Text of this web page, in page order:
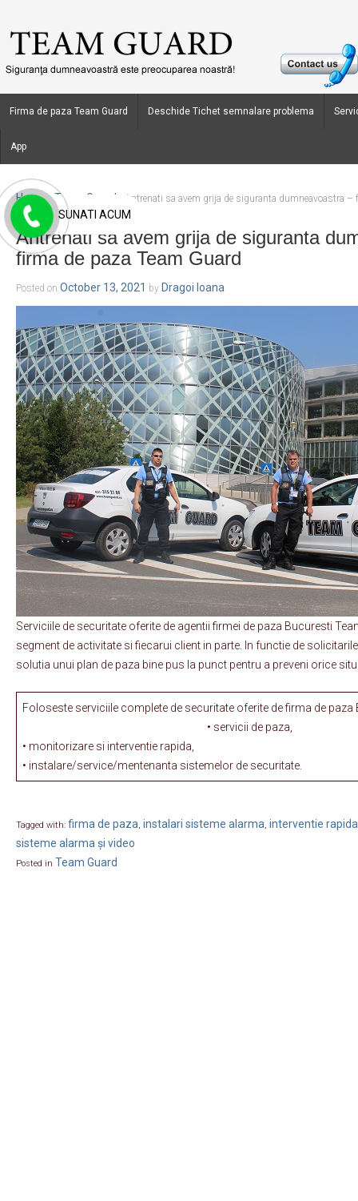
Firma de paza Team Guard Deschide Tichet semnalare problema
App
Home › Team Guard Antrenati sa avem grija de siguranta dumneavoastra –
Antrenati sa avem grija de siguranta
firma de paza Team Guard
Posted on October 13, 2021 by Dragoi Ioana
Serviciile de securitate oferite de agentii firmei de paza Bucuresti
segment de activitate si fiecarui client in parte. In functie de
solutia unui plan de paza bine pus la punct pentru a preveni orice
Foloseste serviciile complete de securitate oferite de firma de
• servicii de paza,
• monitorizare si interventie rapida,
• instalare/service/mentenanta sistemelor de securitate.
Tagged with: firma de paza, instalari sisteme alarma, interventie rapida
sisteme alarma și video
Posted in Team Guard
SUNATI ACUM